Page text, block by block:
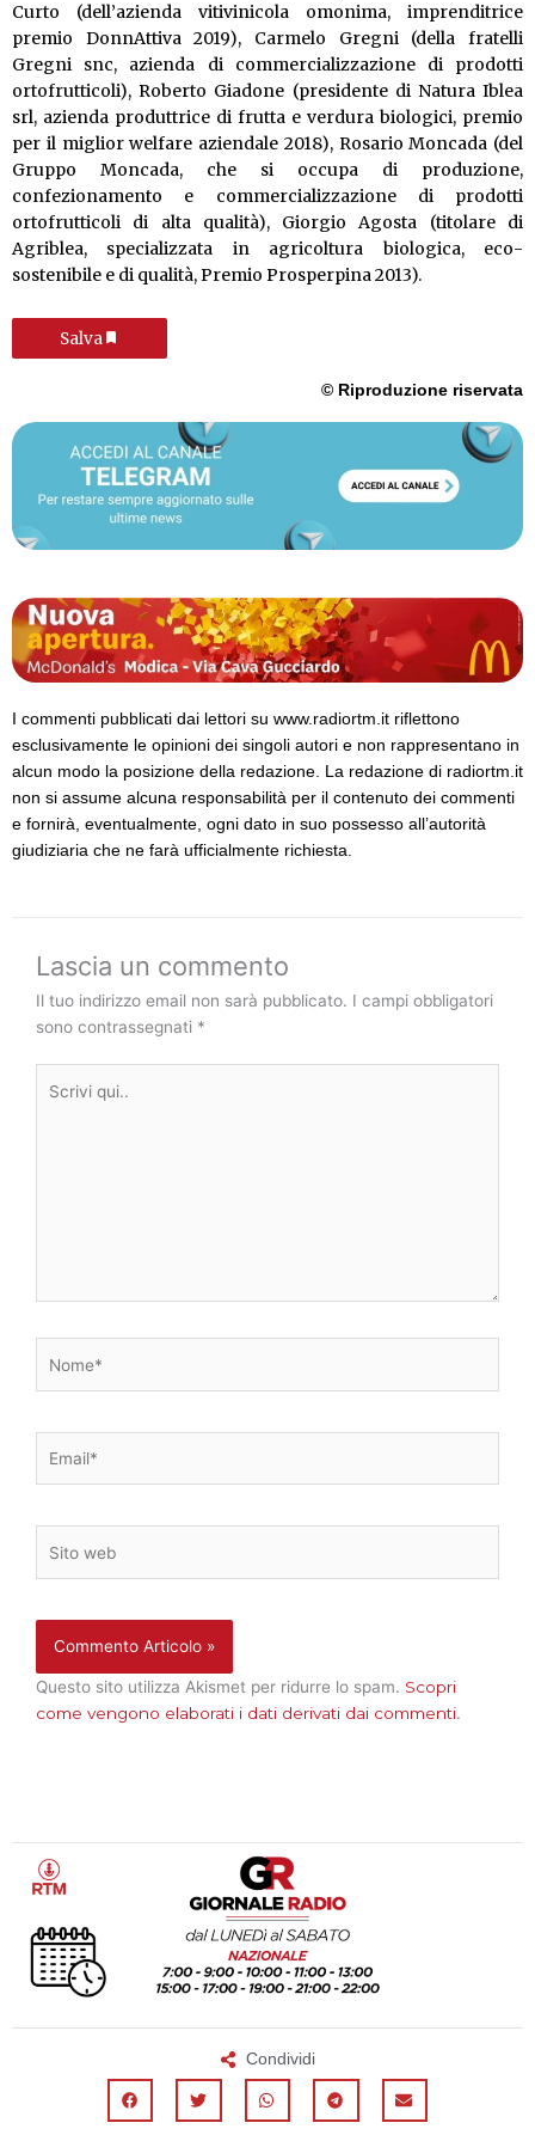
Curto (dell’azienda vitivinicola omonima, imprenditrice
premio DonnAttiva 2019), Carmelo Gregni (della fratelli
Gregni snc, azienda di commercializzazione di prodotti
ortofrutticoli), Roberto Giadone (presidente di Natura Iblea
srl, azienda produttrice di frutta e verdura biologici, premio
per il miglior welfare aziendale 2018), Rosario Moncada (del
Gruppo Moncada, che si occupa di produzione,
confezionamento e commercializzazione di prodotti
ortofrutticoli di alta qualità), Giorgio Agosta (titolare di
Agriblea, specializzata in agricoltura biologica, eco-
sostenibile e di qualità, Premio Prosperpina 2013).
Salva
© Riproduzione riservata
I commenti pubblicati dai lettori su www.radiortm.it riflettono
esclusivamente le opinioni dei singoli autori e non rappresentano in
alcun modo la posizione della redazione. La redazione di radiortm.it
non si assume alcuna responsabilità per il contenuto dei commenti
e fornirà, eventualmente, ogni dato in suo possesso all’autorità
giudiziaria che ne farà ufficialmente richiesta.
Lascia un commento
Il tuo indirizzo email non sarà pubblicato. I campi obbligatori
sono contrassegnati *
qui..
web
Questo sito utilizza Akismet per ridurre lo spam. Scopri
come vengono elaborati i dati derivati dai commenti.
Condividi